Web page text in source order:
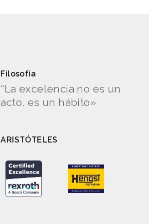
Filosofía
“La excelencia no es un
acto, es un hábito»
ARISTÓTELES